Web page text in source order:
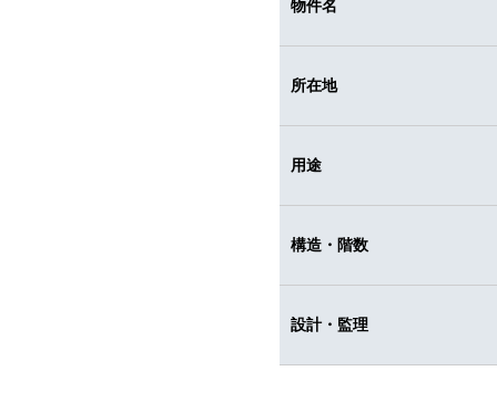
物件名
所在地
用途
構造・階数
設計・監理